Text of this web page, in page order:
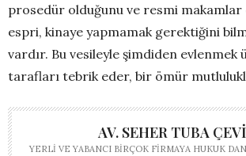
prosedür olduğunu ve resmi makamlar
espri, kinaye yapmamak gerektiğini
vardır. Bu vesileyle şimdiden evlenmek
tarafları tebrik eder, bir ömür
AV. SEHER TUBA
YERLI VE YABANCI BIRÇOK FIRMAYA HUKUK